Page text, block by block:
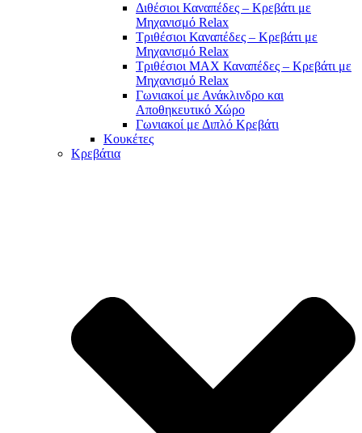
Διθέσιοι Καναπέδες – Κρεβάτι με
Μηχανισμό Relax
Τριθέσιοι Καναπέδες – Κρεβάτι με
Μηχανισμό Relax
Τριθέσιοι MAX Καναπέδες – Κρεβάτι με
Μηχανισμό Relax
Γωνιακοί με Ανάκλινδρο και
Αποθηκευτικό Χώρο
Γωνιακοί με Διπλό Κρεβάτι
Κουκέτες
Κρεβάτια